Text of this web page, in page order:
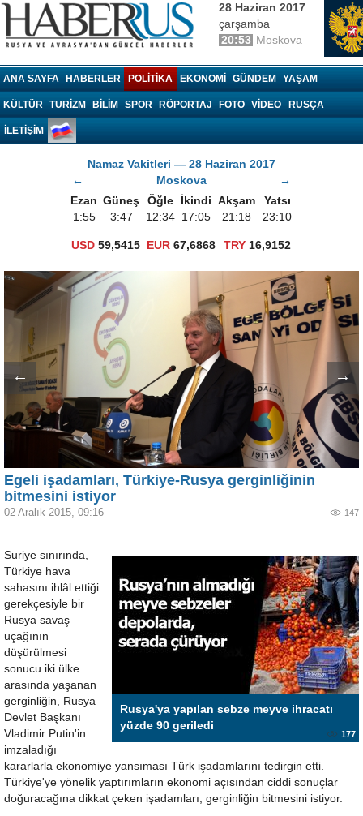
28 Haziran 2017
çarşamba
20:53 Moskova
ANA SAYFA HABERLER POLITIKA EKONOMI GÜNDEM YAŞAM
KÜLTÜR TURIZM BILIM SPOR RÖPORTAJ FOTO VIDEO RUSÇA
İLETİŞİM
Namaz Vakitleri — 28 Haziran 2017
←
Moskova
→
Ezan Güneş Öğle İkindi Akşam
Yatsı
1:55
3:47 12:34 17:05 21:18 23:10
USD 59,5415 EUR 67,6868 TRY16,9152
← →
Egeli işadamları, Türkiye-Rusya gerginliğinin
bitmesini istiyor
02 Aralık 2015, 09:16 147
Rusya'ya yapılan sebze meyve ihracatı
yüzde 90 geriledi
177
Suriye sınırında,
Türkiye hava
sahasını ihlâl ettiği
gerekçesiyle bir
Rusya savaş
uçağının
düşürülmesi
sonucu iki ülke
arasında yaşanan
gerginliğin, Rusya
Devlet Başkanı
Vladimir Putin'in
imzaladığı
kararlarla ekonomiye yansıması Türk işadamlarını tedirgin etti.
Türkiye'ye yönelik yaptırımların ekonomi açısından ciddi sonuçlar
doğuracağına dikkat çeken işadamları, gerginliğin bitmesini istiyor.